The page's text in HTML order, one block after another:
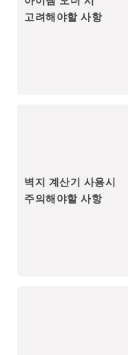
고려해야할 사항
벽지 계산기 사용시
주의해야할 사항